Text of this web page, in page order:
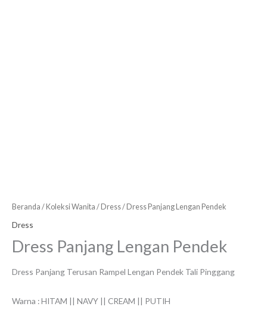
Beranda /Koleksi Wanita /Dress/ Dress Panjang Lengan Pendek
Dress
Dress Panjang Lengan Pendek
Dress Panjang Terusan Rampel Lengan Pendek Tali Pinggang
Warna : HITAM || NAVY || CREAM || PUTIH